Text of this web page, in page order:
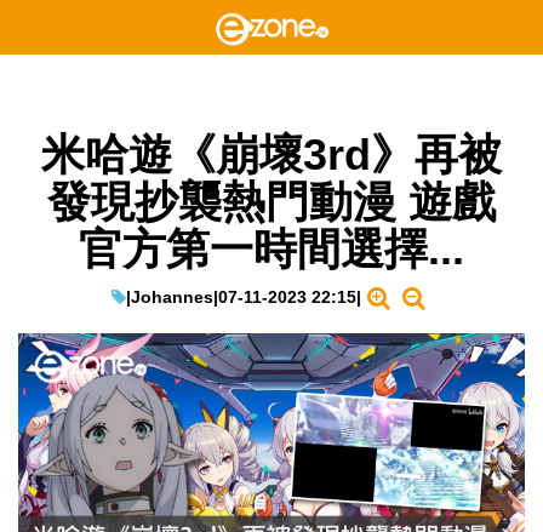
米哈遊《崩壞3rd》再被
發現抄襲熱門動漫 遊戲
官方第一時間選擇...
|Johannes|07-11-2023 22:15|